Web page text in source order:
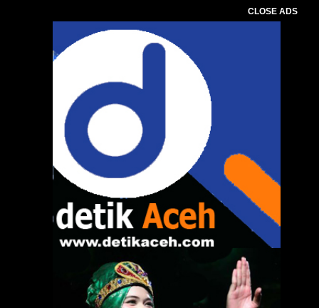
CLOSE ADS